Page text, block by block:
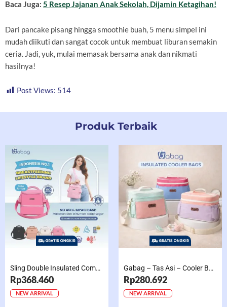
Baca Juga: 5 Resep Jajanan Anak Sekolah, Dijamin Ketagihan!
Dari pancake pisang hingga smoothie buah, 5 menu simpel ini
mudah diikuti dan sangat cocok untuk membuat liburan semakin
ceria. Jadi, yuk, mulai memasak bersama anak dan nikmati
hasilnya!
Post Views: 514
Produk Terbaik
Sling Double Insulated Compartment Cappucino Black, Creamy, Salem, Chocolate
Rp368.460
NEW ARRIVAL
Gabag – Tas Asi – Cooler Bag Sling Single Compartment Mint Grape Bubble
Rp280.692
NEW ARRIVAL